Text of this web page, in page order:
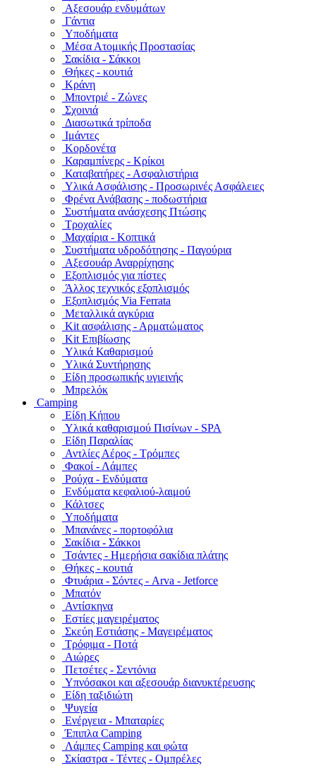
Αξεσουάρ ενδυμάτων
Γάντια
Υποδήματα
Μέσα Ατομικής Προστασίας
Σακίδια - Σάκκοι
Θήκες - κουτιά
Κράνη
Μποντριέ - Ζώνες
Σχοινιά
Διασωτικά τρίποδα
Ιμάντες
Κορδονέτα
Καραμπίνερς - Κρίκοι
Καταβατήρες - Ασφαλιστήρια
Υλικά Ασφάλισης - Προσωρινές Ασφάλειες
Φρένα Ανάβασης - ποδωστήρια
Συστήματα ανάσχεσης Πτώσης
Τροχαλίες
Μαχαίρια - Κοπτικά
Συστήματα υδροδότησης - Παγούρια
Αξεσουάρ Αναρρίχησης
Εξοπλισμός για πίστες
Άλλος τεχνικός εξοπλισμός
Εξοπλισμός Via Ferrata
Μεταλλικά αγκύρια
Kit ασφάλισης - Αρματώματος
Kit Επιβίωσης
Υλικά Καθαρισμού
Υλικά Συντήρησης
Είδη προσωπικής υγιεινής
Μπρελόκ
Camping
Είδη Κήπου
Υλικά καθαρισμού Πισίνων - SPA
Είδη Παραλίας
Αντλίες Αέρος - Τρόμπες
Φακοί - Λάμπες
Ρούχα - Ενδύματα
Ενδύματα κεφαλιού-λαιμού
Κάλτσες
Υποδήματα
Μπανάνες - πορτοφόλια
Σακίδια - Σάκκοι
Τσάντες - Ημερήσια σακίδια πλάτης
Θήκες - κουτιά
Φτυάρια - Σόντες - Arva - Jetforce
Μπατόν
Αντίσκηνα
Εστίες μαγειρέματος
Σκεύη Εστιάσης - Μαγειρέματος
Τρόφιμα - Ποτά
Αιώρες
Πετσέτες - Σεντόνια
Υπνόσακοι και αξεσουάρ διανυκτέρευσης
Είδη ταξιδιώτη
Ψυγεία
Ενέργεια - Μπαταρίες
Έπιπλα Camping
Λάμπες Camping και φώτα
Σκίαστρα - Τέντες - Ομπρέλες